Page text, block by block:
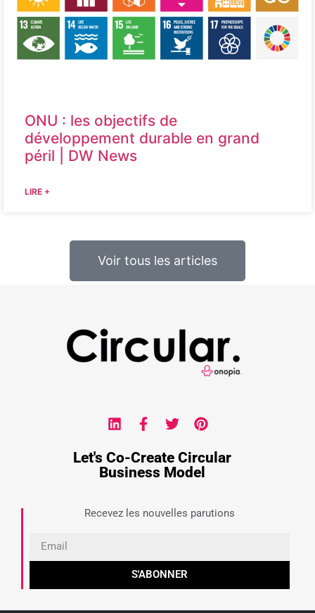
ONU : les objectifs de
développement durable en grand
péril | DW News
LIRE +
Voir tous les articles
Let's Co-Create Circular
Business Model
Recevez les nouvelles parutions
S'ABONNER